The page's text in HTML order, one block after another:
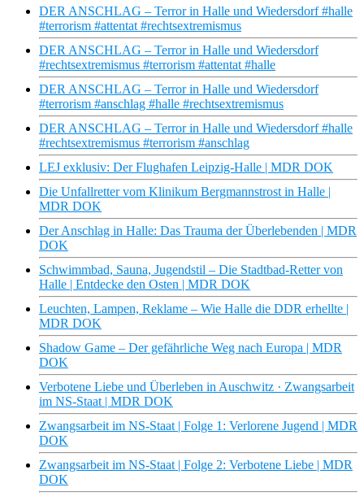
DER ANSCHLAG – Terror in Halle und Wiedersdorf #halle
#terrorism #attentat #rechtsextremismus
DER ANSCHLAG – Terror in Halle und Wiedersdorf
#rechtsextremismus #terrorism #attentat #halle
DER ANSCHLAG – Terror in Halle und Wiedersdorf
#terrorism #anschlag #halle #rechtsextremismus
DER ANSCHLAG – Terror in Halle und Wiedersdorf #halle
#rechtsextremismus #terrorism #anschlag
LEJ exklusiv: Der Flughafen Leipzig-Halle | MDR DOK
Die Unfallretter vom Klinikum Bergmannstrost in Halle |
MDR DOK
Der Anschlag in Halle: Das Trauma der Überlebenden | MDR
DOK
Schwimmbad, Sauna, Jugendstil – Die Stadtbad-Retter von
Halle | Entdecke den Osten | MDR DOK
Leuchten, Lampen, Reklame – Wie Halle die DDR erhellte |
MDR DOK
Shadow Game – Der gefährliche Weg nach Europa | MDR
DOK
Verbotene Liebe und Überleben in Auschwitz · Zwangsarbeit
im NS-Staat | MDR DOK
Zwangsarbeit im NS-Staat | Folge 1: Verlorene Jugend | MDR
DOK
Zwangsarbeit im NS-Staat | Folge 2: Verbotene Liebe | MDR
DOK